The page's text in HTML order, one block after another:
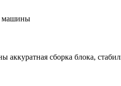
машины
сборка блока,